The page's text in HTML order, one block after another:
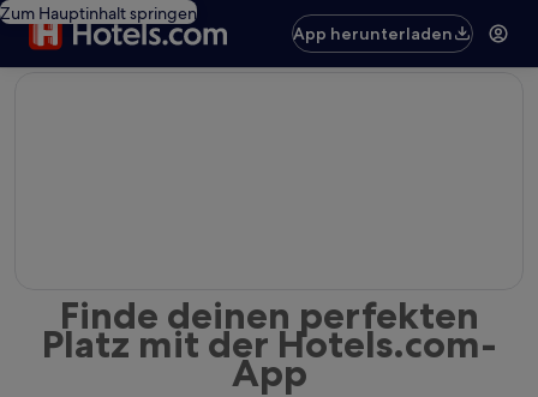
Zum Hauptinhalt springen
App herunterladen
Finde deinen perfekten
Platz mit der Hotels.com-
App